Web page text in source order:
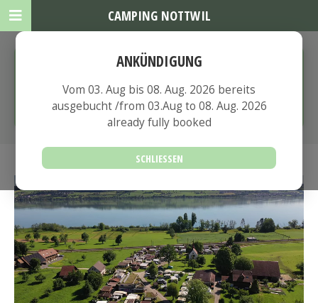
CAMPING NOTTWIL
ANKÜNDIGUNG
Vom 03. Aug bis 08. Aug. 2026 bereits
ausgebucht /from 03.Aug to 08. Aug. 2026
already fully booked
SCHLIESSEN
Vom 03. Aug bis 08. Aug. 2026 bereits
ausgebucht /from 03.Aug to 08. Aug. 2026
already fully booked